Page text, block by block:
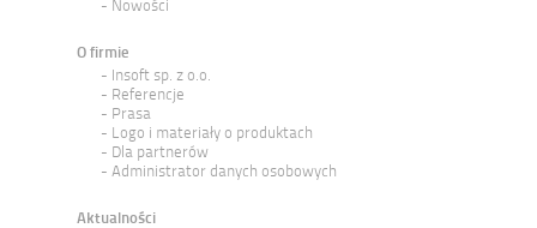
Nowości
O firmie
Insoft sp. z o.o.
Referencje
Prasa
Logo i materiały o produktach
Dla partnerów
Administrator danych osobowych
Aktualności